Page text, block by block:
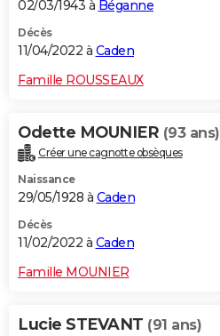
02/03/1943 à Béganne
Décès
11/04/2022 à Caden
Famille ROUSSEAUX
Odette MOUNIER (93 ans)
Créer une cagnotte obsèques
Naissance
29/05/1928 à Caden
Décès
11/02/2022 à Caden
Famille MOUNIER
Lucie STEVANT (91 ans)